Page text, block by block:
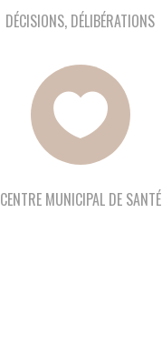
DÉCISIONS, DÉLIBÉRATIONS

CENTRE MUNICIPAL DE SANTÉ